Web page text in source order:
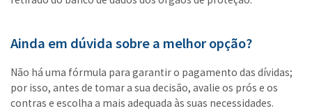
Ainda em dúvida sobre a melhor opção?
Não há uma fórmula para garantir o pagamento das dívidas;
por isso, antes de tomar a sua decisão, avalie os prós e os
contras e escolha a mais adequada às suas necessidades.